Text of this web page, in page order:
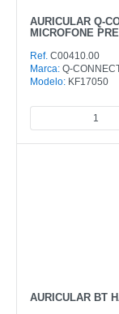
AURICULAR Q-
MICROFONE
Ref. C00410.00
Marca: Q-
Modelo: KF17050
AURICULAR BT
CATEGORIA
REF